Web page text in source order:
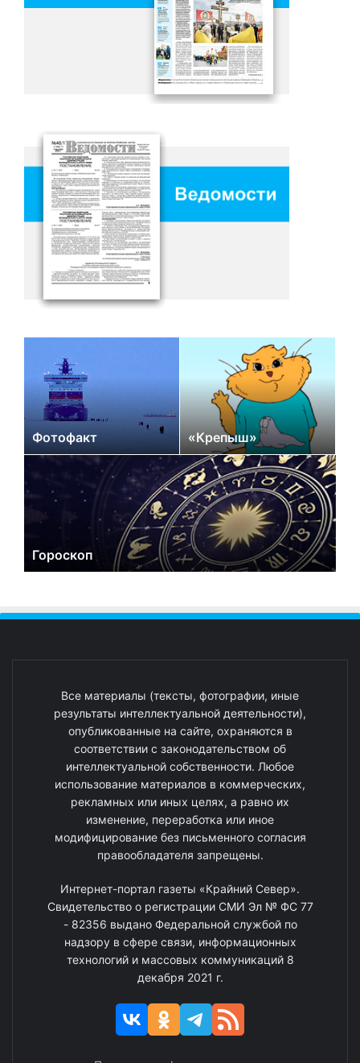
Фотофакт «Крепыш»
Гороскоп
Все материалы (тексты, фотографии, иные
результаты интеллектуальной деятельности),
опубликованные на сайте, охраняются в
соответствии с законодательством об
интеллектуальной собственности. Любое
использование материалов в коммерческих,
рекламных или иных целях, а равно их
изменение, переработка или иное
модифицирование без письменного согласия
правообладателя запрещены.
Интернет-портал газеты «Крайний Север».
Свидетельство о регистрации СМИ Эл № ФС 77
- 82356 выдано Федеральной службой по
надзору в сфере связи, информационных
технологий и массовых коммуникаций 8
декабря 2021 г.